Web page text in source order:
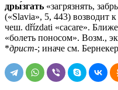
дры́згать «загрязнять,
(«Slavia», 5, 443) возводит
чеш. dřízdati «cacare».
«болеть поносом». Возм.,
*дрист-; иначе см.